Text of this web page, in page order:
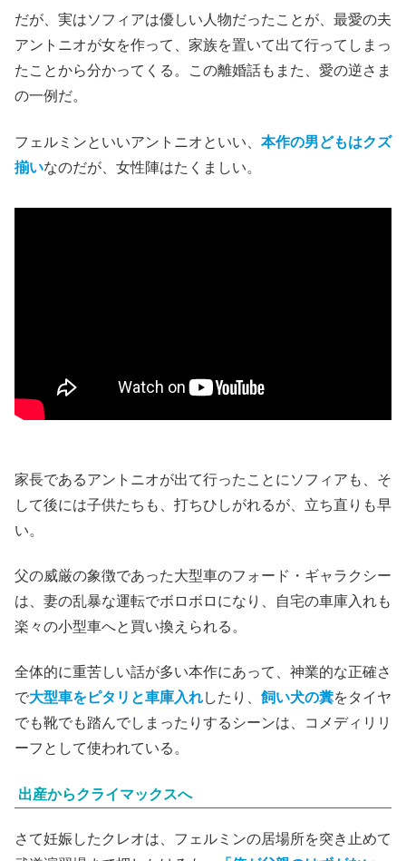
だが、実はソフィアは優しい人物だったことが、最愛の夫
アントニオが女を作って、家族を置いて出て行ってしまっ
たことから分かってくる。この離婚話もまた、愛の逆さま
の一例だ。
フェルミンといいアントニオといい、 本作の男どもはクズ
揃いなのだが、女性陣はたくましい。
家長であるアントニオが出て行ったことにソフィアも、そ
して後には子供たちも、打ちひしがれるが、立ち直りも早
い。
父の威厳の象徴であった大型車のフォード・ギャラクシー
は、妻の乱暴な運転でボロボロになり、自宅の車庫入れも
楽々の小型車へと買い換えられる。
全体的に重苦しい話が多い本作にあって、神業的な正確さ
で大型車をピタリと車庫入れしたり、 飼い犬の糞をタイヤ
でも靴でも踏んでしまったりするシーンは、コメディリリ
ーフとして使われている。
出産からクライマックスへ
さて妊娠したクレオは、フェルミンの居場所を突き止めて